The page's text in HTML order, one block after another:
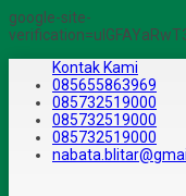
google-site-
Kontak Kami
085655863969
085732519000
085732519000
085732519000